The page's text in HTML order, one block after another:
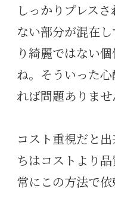
しっかりプレス
ない部分が混在
り綺麗ではない
ね。そういった
れば問題ありませ
コスト重視だと
ちはコストより品
常にこの方法で依